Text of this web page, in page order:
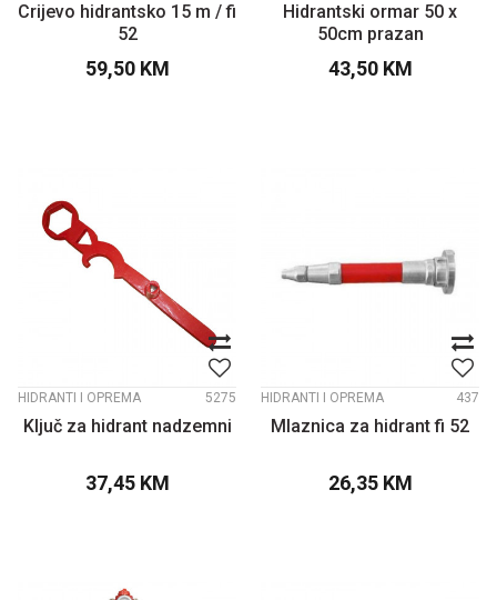
Crijevo hidrantsko 15 m / fi
52
59,50 KM
Hidrantski ormar 50 x
50cm prazan
43,50 KM
HIDRANTI I OPREMA 5275
Ključ za hidrant nadzemni
37,45 KM
HIDRANTI I OPREMA 437
Mlaznica za hidrant fi 52
26,35 KM